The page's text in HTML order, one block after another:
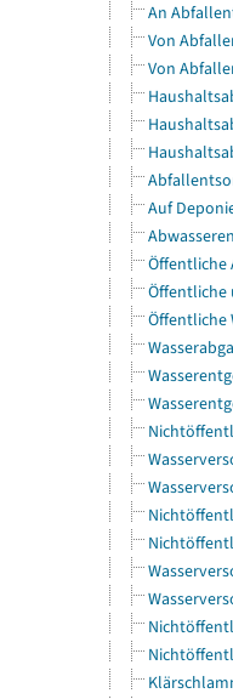
An
Von
Von
Auf
Öffentliche
Öffentliche
Öffentliche